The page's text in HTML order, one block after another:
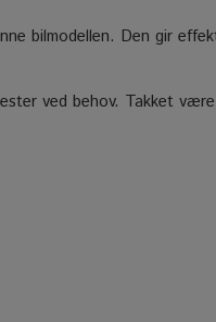
bilmodellen. Den gir
ved behov. Takket